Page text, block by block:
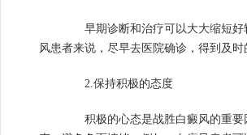
早期诊断和治疗可以大大缩短好
风患者来说，尽早去医院确诊，得到及
2.保持积极的态度
积极的心态是战胜白癜风的重要